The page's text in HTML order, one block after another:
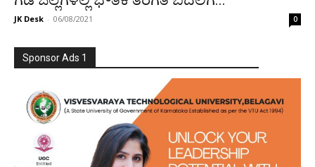
JK Desk - 06/08/2021 0
Sponsor Ads 1